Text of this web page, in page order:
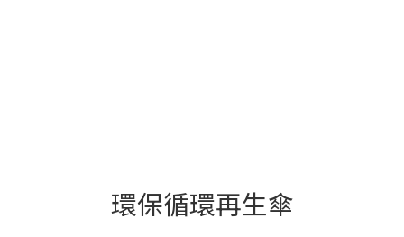
環保循環再生傘